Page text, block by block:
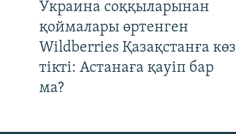
Украина соққыларынан
қоймалары өртенген
Wildberries Қазақстанға көз
тікті: Астанаға қауіп бар
ма?